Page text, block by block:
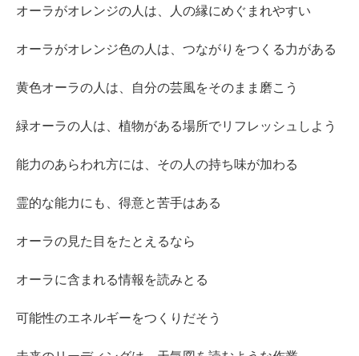
オーラがオレンジの人は、人の縁にめぐまれやすい
オーラがオレンジ色の人は、つながりをつくる力がある
黄色オーラの人は、自分の芸風をそのまま磨こう
緑オーラの人は、植物がある場所でリフレッシュしよう
能力のあらわれ方には、その人の持ち味が加わる
霊的な能力にも、得意と苦手はある
オーラの見た目をたとえるなら
オーラに含まれる情報を読みとる
可能性のエネルギーをつくりだそう